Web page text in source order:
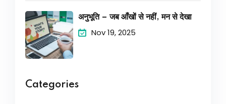
अनुभूति – जब आँखों से नहीं, मन से देखा
Nov 19, 2025
Categories